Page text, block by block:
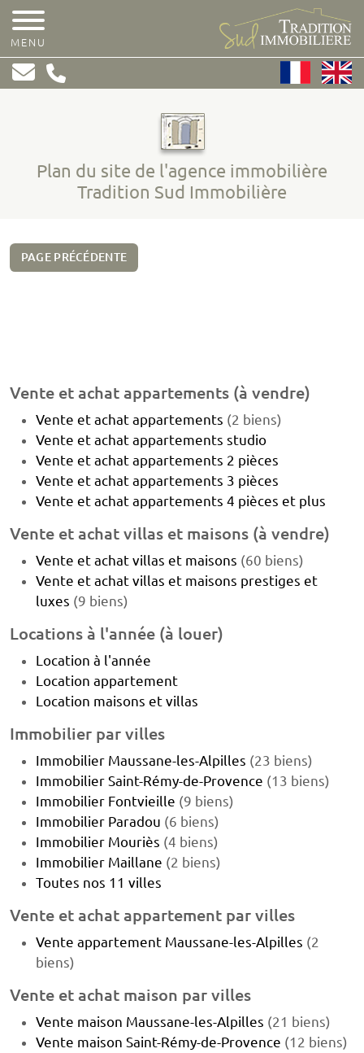
MENU
Plan du site de l'agence immobilière
Tradition Sud Immobilière
PAGE PRÉCÉDENTE
Vente et achat appartements (à vendre)
Vente et achat appartements (2 biens)
Vente et achat appartements studio
Vente et achat appartements 2 pièces
Vente et achat appartements 3 pièces
Vente et achat appartements 4 pièces et plus
Vente et achat villas et maisons (à vendre)
Vente et achat villas et maisons (60 biens)
Vente et achat villas et maisons prestiges et
luxes (9 biens)
Locations à l'année (à louer)
Location à l'année
Location appartement
Location maisons et villas
Immobilier par villes
Immobilier Maussane-les-Alpilles (23 biens)
Immobilier Saint-Rémy-de-Provence (13 biens)
Immobilier Fontvieille (9 biens)
Immobilier Paradou (6 biens)
Immobilier Mouriès (4 biens)
Immobilier Maillane (2 biens)
Toutes nos 11 villes
Vente et achat appartement par villes
Vente appartement Maussane-les-Alpilles (2
biens)
Vente et achat maison par villes
Vente maison Maussane-les-Alpilles (21 biens)
Vente maison Saint-Rémy-de-Provence (12 biens)